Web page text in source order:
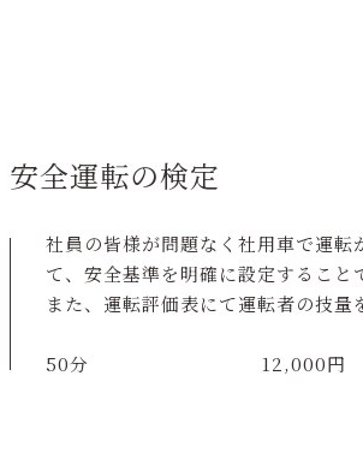
安全運転の検定
社員の皆様が問題なく社用車で運
て、安全基準を明確に設定するこ
また、運転評価表にて運転者の技量
50分 12,000円